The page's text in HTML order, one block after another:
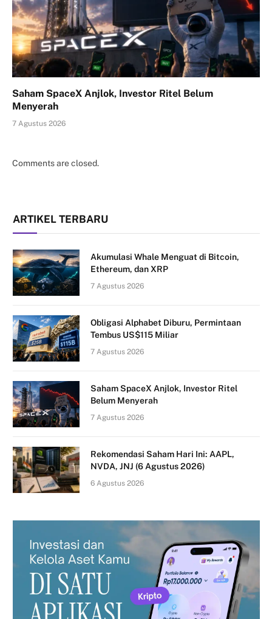
Saham SpaceX Anjlok, Investor Ritel Belum
Menyerah
7 Agustus 2026
Comments are closed.
ARTIKEL TERBARU
Akumulasi Whale Menguat di Bitcoin,
Ethereum, dan XRP
7 Agustus 2026
Obligasi Alphabet Diburu, Permintaan
Tembus US$115 Miliar
7 Agustus 2026
Saham SpaceX Anjlok, Investor Ritel
Belum Menyerah
7 Agustus 2026
Rekomendasi Saham Hari Ini: AAPL,
NVDA, JNJ (6 Agustus 2026)
6 Agustus 2026